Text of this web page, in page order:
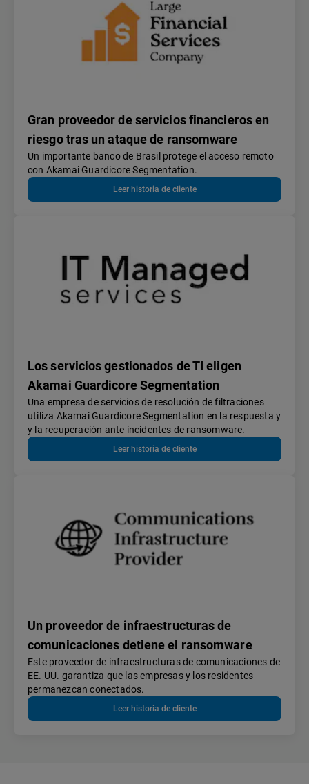
Gran proveedor de servicios financieros en
riesgo tras un ataque de ransomware
Un importante banco de Brasil protege el acceso remoto
con Akamai Guardicore Segmentation.
Leer historia de cliente
Los servicios gestionados de TI eligen
Akamai Guardicore Segmentation
Una empresa de servicios de resolución de filtraciones
utiliza Akamai Guardicore Segmentation en la respuesta y
y la recuperación ante incidentes de ransomware.
Leer historia de cliente
Un proveedor de infraestructuras de
comunicaciones detiene el ransomware
Este proveedor de infraestructuras de comunicaciones de
EE. UU. garantiza que las empresas y los residentes
permanezcan conectados.
Leer historia de cliente